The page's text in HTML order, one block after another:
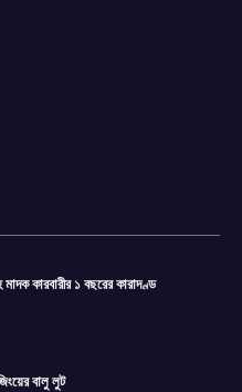
কারবারীর ১ বছরের কারাদণ্ড
বালু লুট